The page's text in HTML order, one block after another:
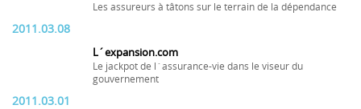
Les assureurs à tâtons sur le terrain de la dépendance
2011.03.08
L´expansion.com
Le jackpot de l´assurance-vie dans le viseur du
gouvernement
2011.03.01